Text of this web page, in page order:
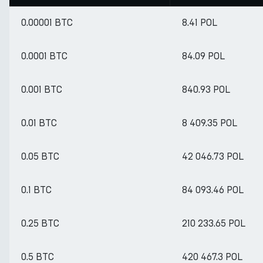
0.00001 BTC 8.41 POL
0.0001 BTC 84.09 POL
0.001 BTC 840.93 POL
0.01 BTC 8 409.35 POL
0.05 BTC 42 046.73 POL
0.1 BTC 84 093.46 POL
0.25 BTC 210 233.65 POL
0.5 BTC 420 467.3 POL